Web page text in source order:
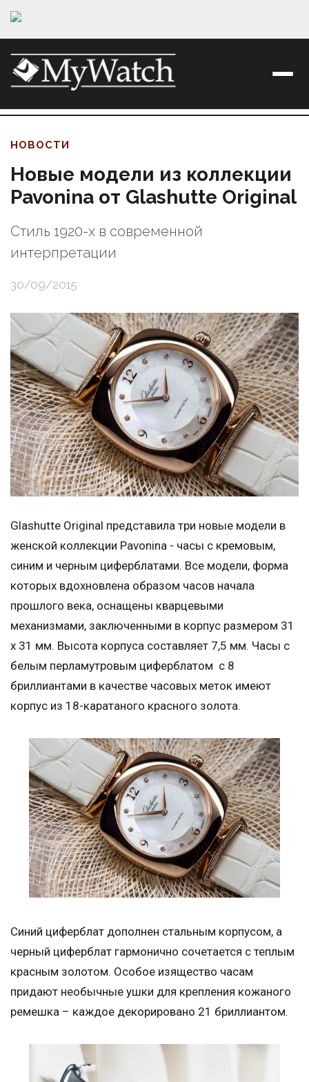
НОВОСТИ
Новые модели из коллекции
Pavonina от Glashutte Original
Стиль 1920-х в современной
интерпретации
30/09/2015
Glashutte Original представила три новые модели в
женской коллекции Pavonina - часы с кремовым,
синим и черным циферблатами. Все модели, форма
которых вдохновлена образом часов начала
прошлого века, оснащены кварцевыми
механизмами, заключенными в корпус размером 31
х 31 мм. Высота корпуса составляет 7,5 мм. Часы с
белым перламутровым циферблатом с 8
бриллиантами в качестве часовых меток имеют
корпус из 18-каратаного красного золота.
Синий циферблат дополнен стальным корпусом, а
черный циферблат гармонично сочетается с теплым
красным золотом. Особое изящество часам
придают необычные ушки для крепления кожаного
ремешка – каждое декорировано 21 бриллиантом.